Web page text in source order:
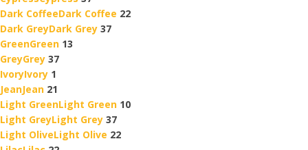
Dark CoffeeDark Coffee 22
Dark GreyDark Grey 37
GreenGreen 13
GreyGrey 37
IvoryIvory 1
JeanJean 21
Light GreenLight Green 10
Light GreyLight Grey 37
Light OliveLight Olive 22